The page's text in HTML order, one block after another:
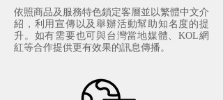
依照商品及服務特色鎖定客層並以繁體中文介
紹，利用宣傳以及舉辦活動幫助知名度的提
升。如有需要也可與台灣當地媒體、KOL網
紅等合作提供更有效果的訊息傳播。